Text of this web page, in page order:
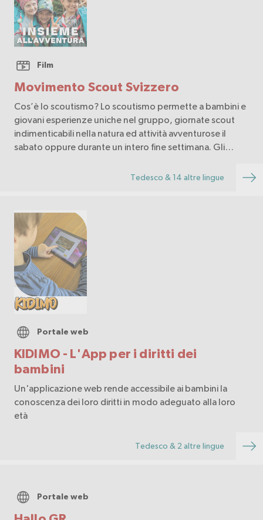
Movimento Scout Svizzero
Film
Cos’è lo scoutismo? Lo scoutismo permette a bambini e
giovani esperienze uniche nel gruppo, giornate scout
indimenticabili nella natura ed attività avventurose il
sabato oppure durante un intero fine settimana. Gli
Tedesco & 14 altre lingue
KIDIMO - L'App per i diritti dei
bambini
Portale web
Un'applicazione web rende accessibile ai bambini la
conoscenza dei loro diritti in modo adeguato alla loro
età
Tedesco & 2 altre lingue
Portale web